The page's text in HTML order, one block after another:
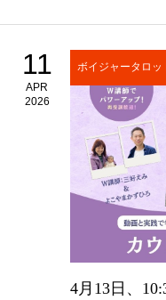
11
APR
2026
ボイジャータロッ
4月13日、